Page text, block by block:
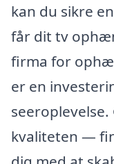
kan du sikre
får dit tv
firma for
er en
kvaliteten —